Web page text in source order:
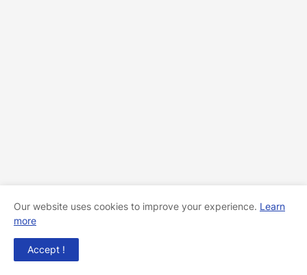
Our website uses cookies to improve your experience. Learn
more
Accept !